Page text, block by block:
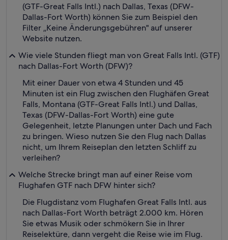
(GTF-Great Falls Intl.) nach Dallas, Texas (DFW-
Dallas-Fort Worth) können Sie zum Beispiel den
Filter „Keine Änderungsgebühren" auf unserer
Website nutzen.
Wie viele Stunden fliegt man von Great Falls Intl. (GTF)
nach Dallas-Fort Worth (DFW)?
Mit einer Dauer von etwa 4 Stunden und 45
Minuten ist ein Flug zwischen den Flughäfen Great
Falls, Montana (GTF-Great Falls Intl.) und Dallas,
Texas (DFW-Dallas-Fort Worth) eine gute
Gelegenheit, letzte Planungen unter Dach und Fach
zu bringen. Wieso nutzen Sie den Flug nach Dallas
nicht, um Ihrem Reiseplan den letzten Schliff zu
verleihen?
Welche Strecke bringt man auf einer Reise vom
Flughafen GTF nach DFW hinter sich?
Die Flugdistanz vom Flughafen Great Falls Intl. aus
nach Dallas-Fort Worth beträgt 2.000 km. Hören
Sie etwas Musik oder schmökern Sie in Ihrer
Reiselektüre, dann vergeht die Reise wie im Flug.